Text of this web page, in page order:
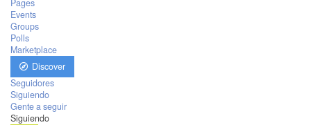
Pages
Events
Groups
Polls
Marketplace
Discover
Seguidores
Siguiendo
Gente a seguir
Siguiendo